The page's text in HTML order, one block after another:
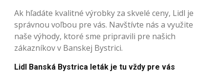
Ak hľadáte kvalitné výrobky za skvelé ceny, Lidl je
správnou voľbou pre vás. Navštívte nás a využite
naše výhody, ktoré sme pripravili pre našich
zákazníkov v Banskej Bystrici.
Lidl Banská Bystrica leták je tu vždy pre vás